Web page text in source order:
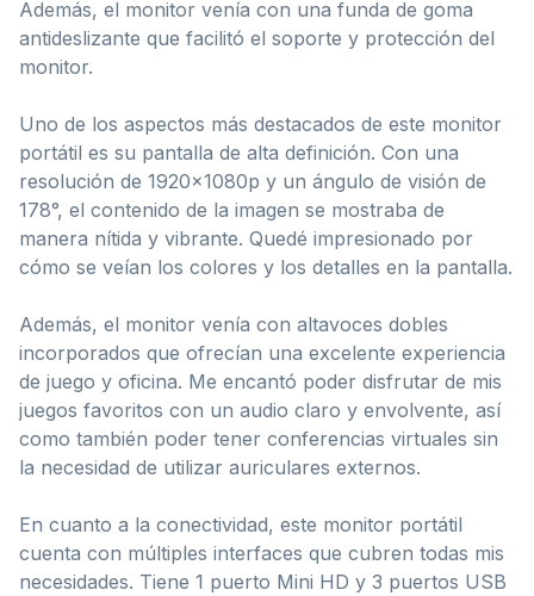
Además, el monitor venía con una funda de goma
antideslizante que facilitó el soporte y protección del
monitor.
Uno de los aspectos más destacados de este monitor
portátil es su pantalla de alta definición. Con una
resolución de 1920x1080p y un ángulo de visión de
178°, el contenido de la imagen se mostraba de
manera nítida y vibrante. Quedé impresionado por
cómo se veían los colores y los detalles en la pantalla.
Además, el monitor venía con altavoces dobles
incorporados que ofrecían una excelente experiencia
de juego y oficina. Me encantó poder disfrutar de mis
juegos favoritos con un audio claro y envolvente, así
como también poder tener conferencias virtuales sin
la necesidad de utilizar auriculares externos.
En cuanto a la conectividad, este monitor portátil
cuenta con múltiples interfaces que cubren todas mis
necesidades. Tiene 1 puerto Mini HD y 3 puertos USB